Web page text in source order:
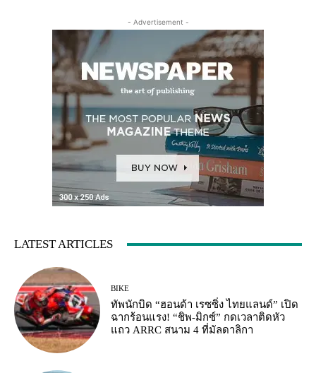
- Advertisement -
LATEST ARTICLES
BIKE
ทัพนักบิด “ฮอนด้า เรซซิ่ง ไทยแลนด์” เปิด
ฉากร้อนแรง! “ชิพ-มิกซ์” กดเวลาติดหัว
แถว ARRC สนาม 4 ที่มัลดาลิกา